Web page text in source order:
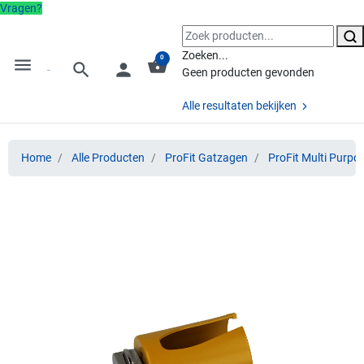
Vragen?
menu search person shopping_basket
0
Zoeken...
Geen producten gevonden
Alle resultaten bekijken
Home Alle Producten ProFit Gatzagen ProFit Multi